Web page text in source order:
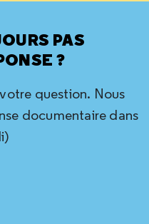
PAS
?
question. Nous
documentaire dans